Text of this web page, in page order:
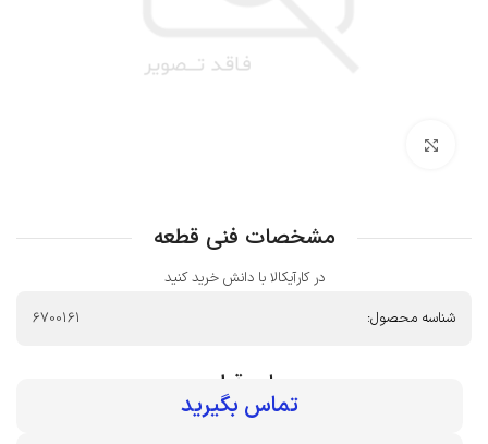
مشخصات فنی قطعه
در کارآیکالا با دانش خرید کنید
شناسه محصول:
6700161
بهای قطعه :
تماس بگیرید